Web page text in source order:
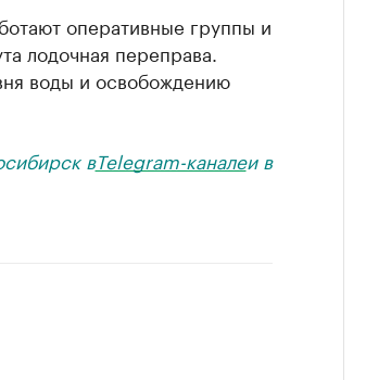
оперативные группы и
лодочная переправа.
воды и освобождению
вTelegram-каналеи в